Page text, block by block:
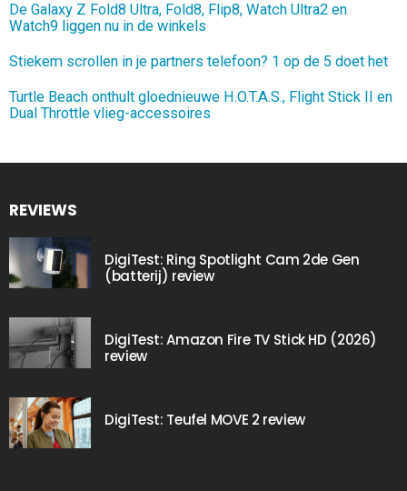
De Galaxy Z Fold8 Ultra, Fold8, Flip8, Watch Ultra2 en
Watch9 liggen nu in de winkels
Stiekem scrollen in je partners telefoon? 1 op de 5 doet het
Turtle Beach onthult gloednieuwe H.O.T.A.S., Flight Stick II en
Dual Throttle vlieg-accessoires
REVIEWS
DigiTest: Ring Spotlight Cam 2de Gen
(batterij) review
DigiTest: Amazon Fire TV Stick HD (2026)
review
DigiTest: Teufel MOVE 2 review